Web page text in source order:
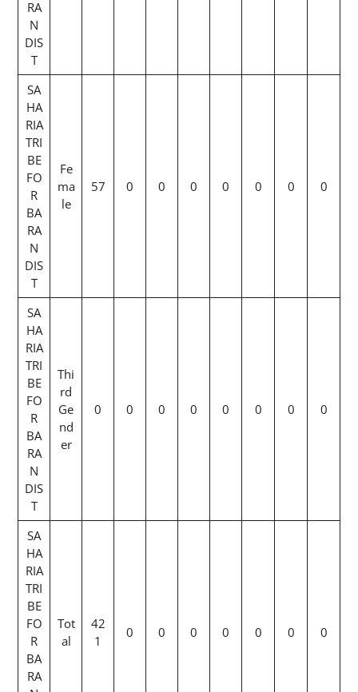
RA
N
DIS
T
SA
HA
RIA
TRI
BE
FO
R
BA
RA
N
DIS
T
Fe
ma
le
57 0 0 0 0 0 0 0
SA
HA
RIA
TRI
BE
FO
R
BA
RA
N
DIS
T
Thi
rd
Ge
nd
er
0 0 0 0 0 0 0 0
SA
HA
RIA
TRI
BE
FO
R
BA
RA
Tot
al
42
1
0 0 0 0 0 0 0